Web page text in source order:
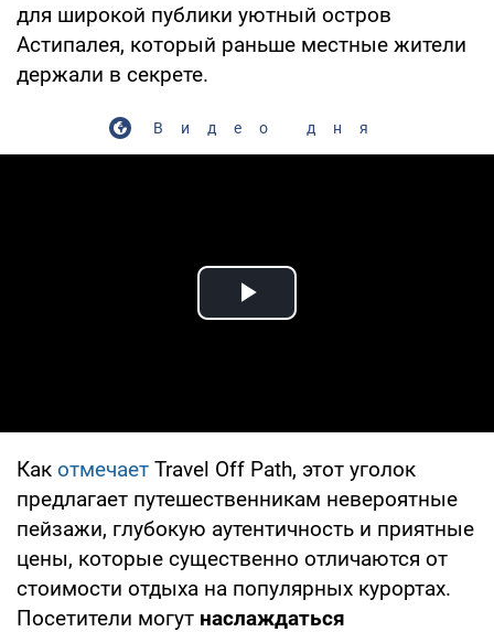
для широкой публики уютный остров
Астипалея, который раньше местные жители
держали в секрете.
Видео дня
Play Video
Как отмечает Travel Off Path, этот уголок
предлагает путешественникам невероятные
пейзажи, глубокую аутентичность и приятные
цены, которые существенно отличаются от
стоимости отдыха на популярных курортах.
Посетители могут наслаждаться